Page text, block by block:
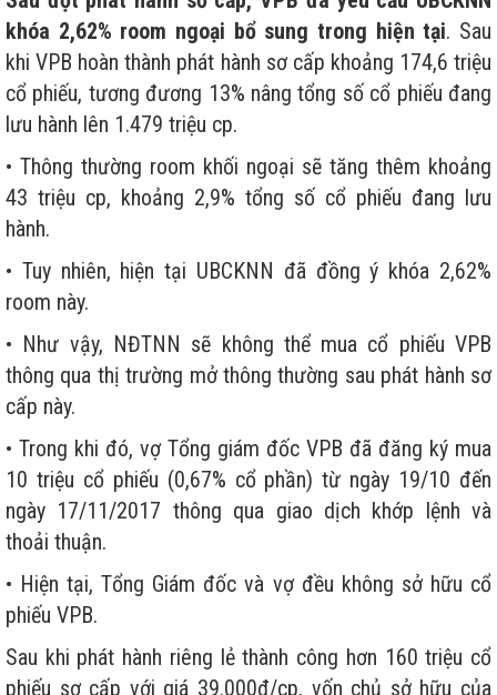
khóa 2,62% room ngoại bổ sung trong hiện tại. Sau
khi VPB hoàn thành phát hành sơ cấp khoảng 174,6 triệu
cổ phiếu, tương đương 13% nâng tổng số cổ phiếu đang
lưu hành lên 1.479 triệu cp.
• Thông thường room khối ngoại sẽ tăng thêm khoảng
43 triệu cp, khoảng 2,9% tổng số cổ phiếu đang lưu
hành.
• Tuy nhiên, hiện tại UBCKNN đã đồng ý khóa 2,62%
room này.
• Như vậy, NĐTNN sẽ không thể mua cổ phiếu VPB
thông qua thị trường mở thông thường sau phát hành sơ
cấp này.
• Trong khi đó, vợ Tổng giám đốc VPB đã đăng ký mua
10 triệu cổ phiếu (0,67% cổ phần) từ ngày 19/10 đến
ngày 17/11/2017 thông qua giao dịch khớp lệnh và
thoải thuận.
• Hiện tại, Tổng Giám đốc và vợ đều không sở hữu cổ
phiếu VPB.
Sau khi phát hành riêng lẻ thành công hơn 160 triệu cổ
phiếu sơ cấp với giá 39.000đ/cp, vốn chủ sở hữu của